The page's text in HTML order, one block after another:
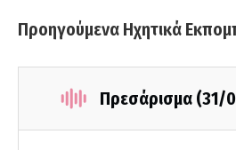
Προηγούμενα Ηχητικά
Πρεσάρισμα (31/